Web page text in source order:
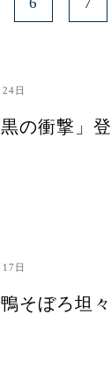
日
の衝撃」登
日
そぼろ坦々